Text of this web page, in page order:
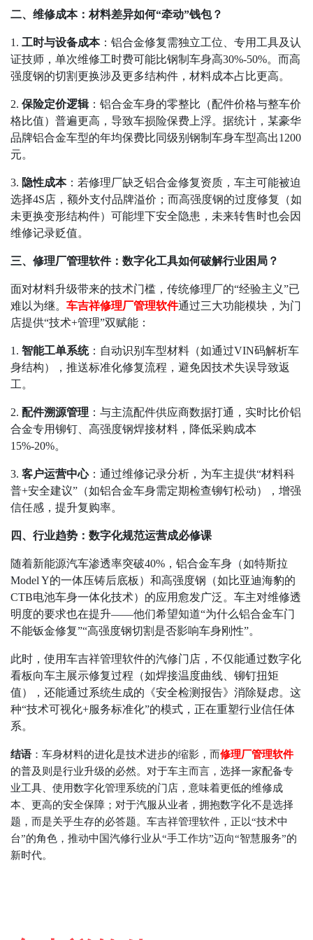
二、维修成本：材料差异如何“牵动”钱包？
1. 工时与设备成本：铝合金修复需独立工位、专用工具及认
证技师，单次维修工时费可能比钢制车身高30%-50%。而高
强度钢的切割更换涉及更多结构件，材料成本占比更高。
2. 保险定价逻辑：铝合金车身的零整比（配件价格与整车价
格比值）普遍更高，导致车损险保费上浮。据统计，某豪华
品牌铝合金车型的年均保费比同级别钢制车身车型高出1200
元。
3. 隐性成本：若修理厂缺乏铝合金修复资质，车主可能被迫
选择4S店，额外支付品牌溢价；而高强度钢的过度修复（如
未更换变形结构件）可能埋下安全隐患，未来转售时也会因
维修记录贬值。
三、修理厂管理软件：数字化工具如何破解行业困局？
面对材料升级带来的技术门槛，传统修理厂的“经验主义”已
难以为继。 车吉祥修理厂管理软件通过三大功能模块，为门
店提供“技术+管理”双赋能：
1. 智能工单系统：自动识别车型材料（如通过VIN码解析车
身结构），推送标准化修复流程，避免因技术失误导致返
工。
2. 配件溯源管理 ：与主流配件供应商数据打通，实时比价铝
合金专用铆钉、高强度钢焊接材料，降低采购成本
15%-20%。
3. 客户运营中心：通过维修记录分析，为车主提供“材料科
普+安全建议” （如铝合金车身需定期检查铆钉松动），增强
信任感，提升复购率。
四、行业趋势：数字化规范运营成必修课
随着新能源汽车渗透率突破40% ，铝合金车身（如特斯拉
Model Y的一体压铸后底板）和高强度钢（如比亚迪海豹的
CTB电池车身一体化技术）的应用愈发广泛。车主对维修透
明度的要求也在提升——他们希望知道“为什么铝合金车门
不能钣金修复”“高强度钢切割是否影响车身刚性”。
此时，使用车吉祥管理软件的汽修门店，不仅能通过数字化
看板向车主展示修复过程（如焊接温度曲线、铆钉扭矩
值），还能通过系统生成的《安全检测报告》消除疑虑。这
种“技术可视化+服务标准化”的模式，正在重塑行业信任体
系。
结语 ：车身材料的进化是技术进步的缩影，而修理厂管理软件
的普及则是行业升级的必然。对于车主而言，选择一家配备专
业工具、使用数字化管理系统的门店，意味着更低的维修成
本、更高的安全保障；对于汽服从业者，拥抱数字化不是选择
题，而是关乎生存的必答题。车吉祥管理软件，正以“技术中
台”的角色，推动中国汽修行业从“手工作坊”迈向“智慧服务”的
新时代。